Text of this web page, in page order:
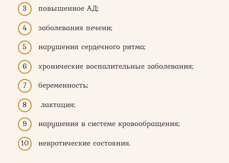
повышенное АД;
заболевания печени;
нарушения сердечного ритма;
хронические воспалительные заболевания;
беременность;
лактация;
нарушения в системе кровообращения;
невротические состояния.